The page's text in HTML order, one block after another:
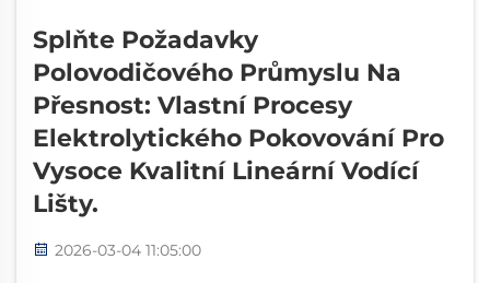
Splňte Požadavky
Polovodičového Průmyslu Na
Přesnost: Vlastní Procesy
Elektrolytického Pokovování Pro
Vysoce Kvalitní Lineární Vodící
Lišty.
2026-03-04 11:05:00